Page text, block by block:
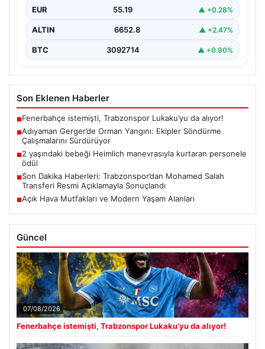
Kütüklü köyleri…
EUR 55.19 ▲ +0.28%
ALTIN 6652.8 ▲ +2.47%
BTC 3092714 ▲ +0.90%
Son Eklenen Haberler
■Fenerbahçe istemişti, Trabzonspor Lukaku’yu da alıyor!
■Adıyaman Gerger’de Orman Yangını: Ekipler Söndürme
Çalışmalarını Sürdürüyor
■2 yaşındaki bebeği Heimlich manevrasıyla kurtaran personele
ödül
■Son Dakika Haberleri: Trabzonspor’dan Mohamed Salah
Transferi Resmi Açıklamayla Sonuçlandı
■Açık Hava Mutfakları ve Modern Yaşam Alanları
Güncel
07/08/2026
Fenerbahçe istemişti, Trabzonspor Lukaku’yu da alıyor!